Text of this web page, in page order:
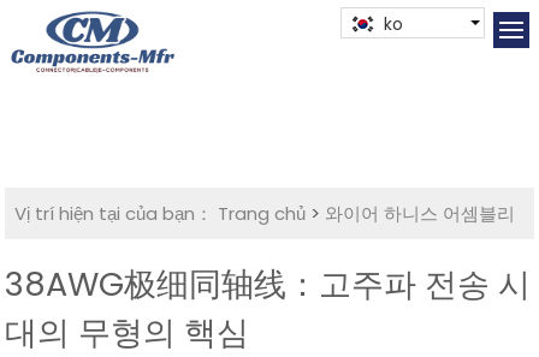
ko
Vị trí hiện tại của bạn： Trang chủ > 와이어 하니스 어셈블리
38AWG极细同轴线：고주파 전송 시
대의 무형의 핵심